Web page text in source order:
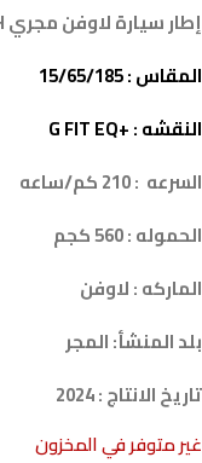
إطار سيارة لاوفن مجري LAUFENN 185/65R15 88H
المقاس : 15/65/185
النقشه : +G FIT EQ
السرعه : 210 كم/ساعه
الحموله : 560 كجم
الماركه : لاوفن
بلد المنشأ: المجر
تاريخ الانتاج : 2024
غير متوفر في المخزون